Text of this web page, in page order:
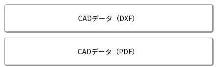
CADデータ（DXF）
CADデータ（PDF）